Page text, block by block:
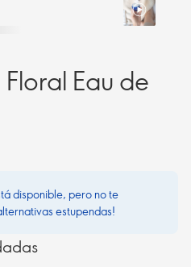
Eau de
disponible, pero no te
estupendas!